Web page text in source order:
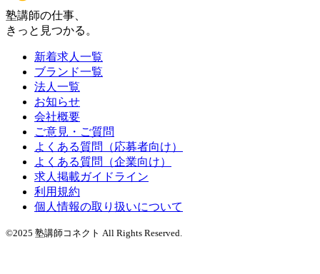
塾講師の仕事、
きっと見つかる。
新着求人一覧
ブランド一覧
法人一覧
お知らせ
会社概要
ご意見・ご質問
よくある質問（応募者向け）
よくある質問（企業向け）
求人掲載ガイドライン
利用規約
個人情報の取り扱いについて
©2025 塾講師コネクト All Rights Reserved.